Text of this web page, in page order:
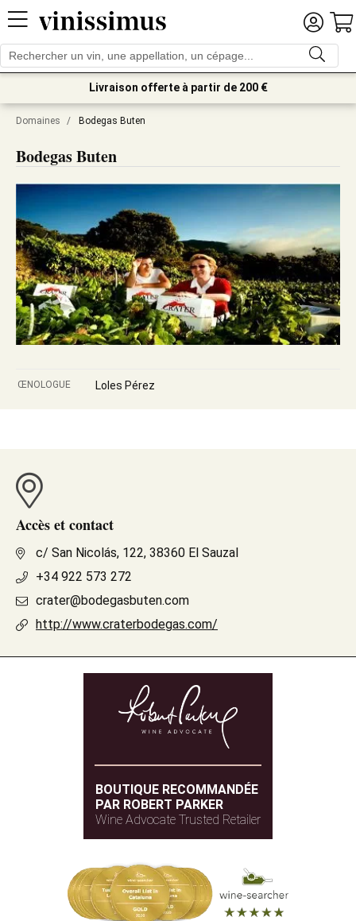
Livraison offerte à partir de 200 €
Domaines / Bodegas Buten
Bodegas Buten
ŒNOLOGUE Loles Pérez
Accès et contact
c/ San Nicolás, 122, 38360 El Sauzal
+34 922 573 272
crater@bodegasbuten.com
http://www.craterbodegas.com/
BOUTIQUE RECOMMANDÉE
PAR ROBERT PARKER
Wine Advocate Trusted Retailer